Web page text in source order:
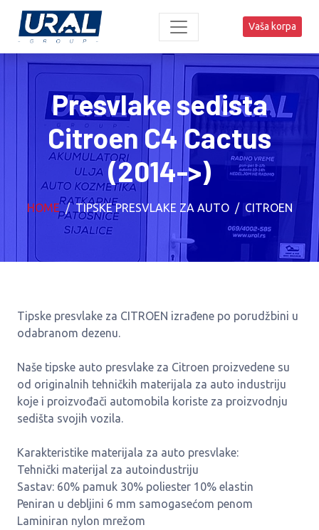
Vaša korpa
Presvlake sedista
Citroen C4 Cactus
(2014->)
HOME TIPSKE PRESVLAKE ZA AUTO CITROEN
Tipske presvlake za CITROEN izrađene po porudžbini u
odabranom dezenu.
Naše tipske auto presvlake za Citroen proizvedene su
od originalnih tehničkih materijala za auto industriju
koje i proizvođači automobila koriste za proizvodnju
sedišta svojih vozila.
Karakteristike materijala za auto presvlake:
Tehnički materijal za autoindustriju
Sastav: 60% pamuk 30% poliester 10% elastin
Peniran u debljini 6 mm samogasećom penom
Laminiran nylon mrežom